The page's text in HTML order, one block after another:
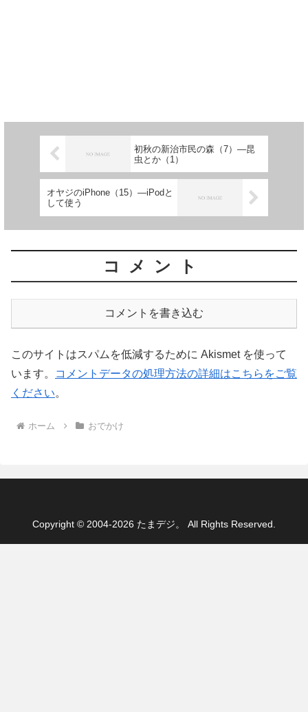
初秋の新治市民の森（7）―昆
虫とか（1）
オヤジのiPhone（15）―iPodと
して使う
コメント
コメントを書き込む
このサイトはスパムを低減するために Akismet を使って
います。
コメントデータの処理方法の詳細はこちらをご覧
ください。
ホーム おでかけ
Copyright © 2004-2026 たまデジ。 All Rights Reserved.